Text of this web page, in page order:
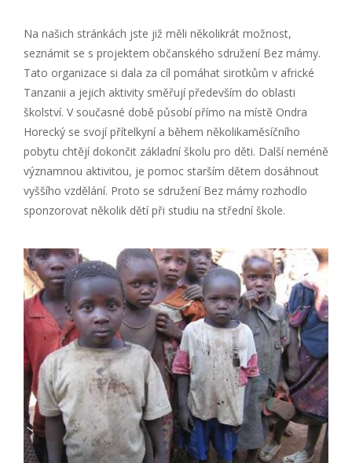
Na našich stránkách jste již měli několikrát možnost,
seznámit se s projektem občanského sdružení Bez mámy.
Tato organizace si dala za cíl pomáhat sirotkům v africké
Tanzanii a jejich aktivity směřují především do oblasti
školství. V současné době působí přímo na místě Ondra
Horecký se svojí přítelkyní a během několikaměsíčního
pobytu chtějí dokončit základní školu pro děti. Další neméně
významnou aktivitou, je pomoc starším dětem dosáhnout
vyššího vzdělání. Proto se sdružení Bez mámy rozhodlo
sponzorovat několik dětí při studiu na střední škole.